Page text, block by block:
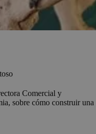
Comercial y
sobre cómo construir una